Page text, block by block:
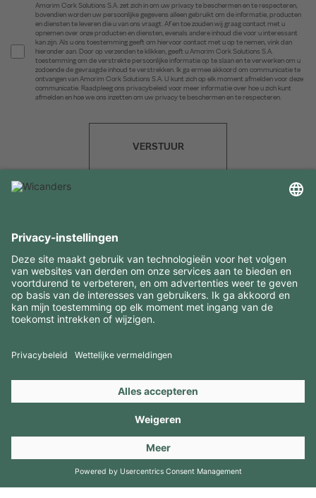
Amorim Cork Solutions S.A. zet zich in om uw privacy te beschermen en te respecteren,
bovendien worden uw persoonlijke gegevens alleen gebruikt om de informatie, producten
en diensten te leveren die u van ons vraagt. Af en toe zouden wij graag contact met u
opnemen over onze producten en diensten, evenals andere inhoud die voor u interessant
kan zijn. Als u ons toestemming geeft om hiervoor contact met u op te nemen, vink dan
hieronder aan. Door op verzenden te klikken, geeft u Amorim Cork Solutions S.A.
toestemming om de verstrekte persoonlijke informatie op te slaan en te verwerken om u
zodoende de gevraagde inhoud te verstrekken. Ik ga ermee akkoord om communicatie te
ontvangen van Amorim Cork Solutions S.A. U kunt zich op elk moment afmelden voor deze
communicatie. Raadpleeg ons privacybeleid voor meer informatie over hoe u zich kunt
afmelden en hoe we ons inzetten om uw privacy te beschermen en te respecteren.
VERSTUUR
INTERESSANTE INFORMATIE
MIDDELEN
CONTACTEN
Copyright 2026 © Amorim Cork Solutions. All rights reserved.
byWebcomum